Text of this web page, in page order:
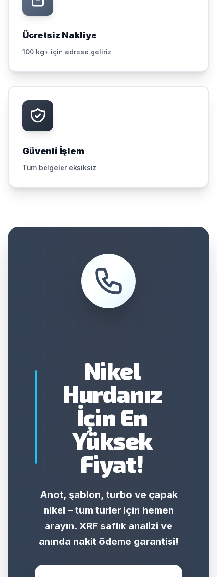
Ücretsiz Nakliye
100 kg+ için adrese geliriz
Güvenli İşlem
Tüm belgeler eksiksiz
Nikel
Hurdanız
İçin En
Yüksek
Fiyat!
Anot, şablon, turbo ve çapak
nikel – tüm türler için hemen
arayın. XRF saflık analizi ve
anında nakit ödeme garantisi!